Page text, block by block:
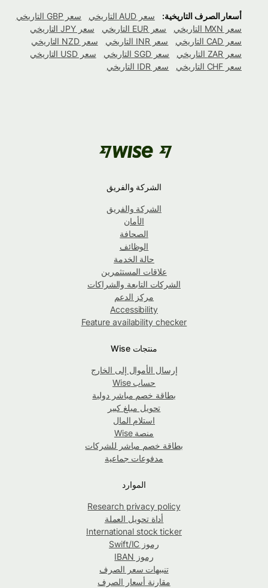
أسعار الصرف التاريخية: سعر AUD التاريخي
سعر GBP التاريخي
سعر MXN التاريخي
سعر EUR التاريخي
سعر JPY التاريخي
سعر CAD التاريخي
سعر INR التاريخي
سعر NZD التاريخي
سعر ZAR التاريخي
سعر SGD التاريخي
سعر USD التاريخي
سعر CHF التاريخي
سعر IDR التاريخي
الشركة والفريق
الشركة والفريق
الأمان
الصحافة
الوظائف
حالة الخدمة
علاقات المستثمرين
الشركات التابعة والشراكات
مركز الدعم
Accessibility
Feature availability checker
منتجات Wise
إرسال الأموال إلى الخارج
حساب Wise
بطاقة خصم مباشر دولية
تحويل مبلغ كبير
استلام المال
منصة Wise
بطاقة خصم مباشر للشركات
مدفوعات جماعية
الموارد
Research privacy policy
أداة تحويل العملة
International stock ticker
رموز Swift/IC
رموز IBAN
تنبيهات سعر الصرف
مقارنة أسعار الصرف